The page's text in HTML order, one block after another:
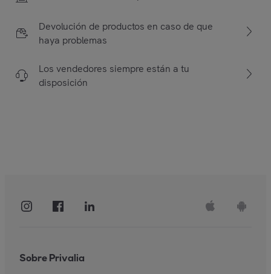
Devolución de productos en caso de que
haya problemas
Los vendedores siempre están a tu
disposición
Sobre Privalia